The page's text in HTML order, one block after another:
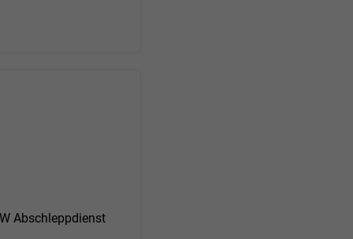
Abschleppdienst